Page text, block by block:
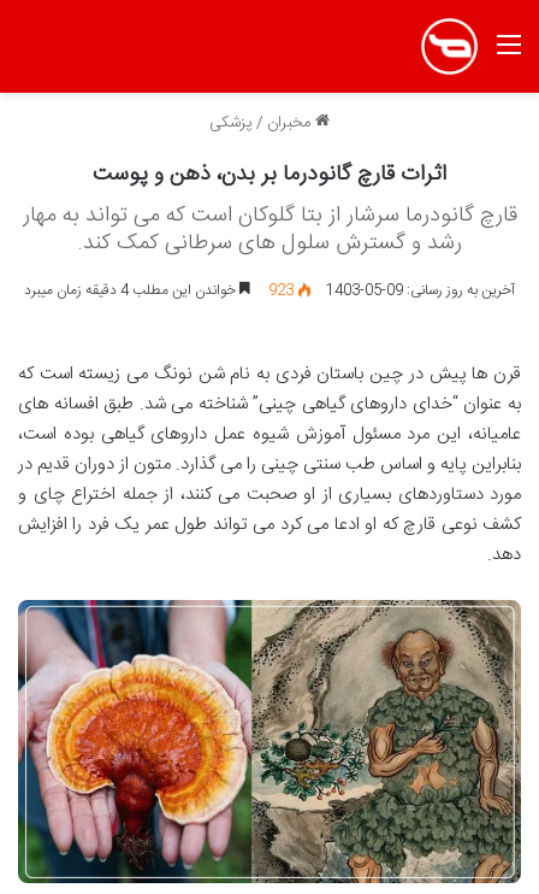
منو
مخبران /پزشکی
اثرات قارچ گانودرما بر بدن، ذهن و پوست
قارچ گانودرما سرشار از بتا گلوکان است که می تواند به مهار
رشد و گسترش سلول های سرطانی کمک کند.
آخرین به روز رسانی: 09-05-1403 923 خواندن این مطلب 4 دقیقه زمان میبرد
قرن ها پیش در چین باستان فردی به نام شن نونگ می زیسته است که
به عنوان “خدای داروهای گیاهی چینی” شناخته می شد. طبق افسانه های
عامیانه، این مرد مسئول آموزش شیوه عمل داروهای گیاهی بوده است،
بنابراین پایه و اساس طب سنتی چینی را می گذارد. متون از دوران قدیم در
مورد دستاوردهای بسیاری از او صحبت می کنند، از جمله اختراع چای و
کشف نوعی قارچ که او ادعا می کرد می تواند طول عمر یک فرد را افزایش
دهد.